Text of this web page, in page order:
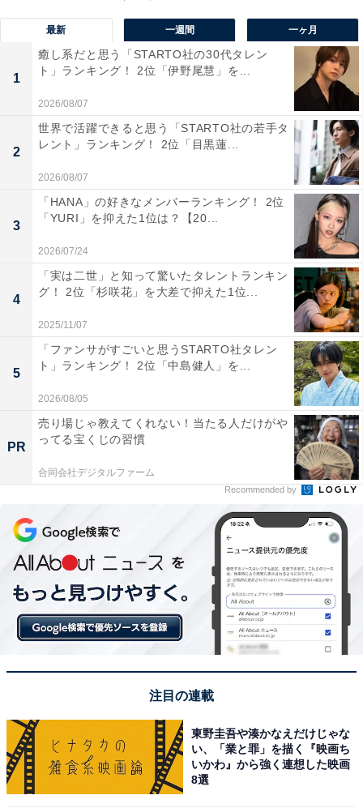
1位：伊野尾慧
1位は、アイドルグループ「Hey！Say！JUMP」の伊野
尾慧さんでした。4月から上演されるブロードウェイミ
ュージカル『ハネムーン・イン・ベガス』ではミュージ
カル初挑戦で主演を務めます。テレビ番組での司会や俳
優として幅広く活躍し、甘い顔立ちの“かわいい”ビジュ
アルと天然っぽい素の姿から、ファンの間で“ヘタレキャ
ラ”として愛されています。
回答者からは、「ダメっぽい感じとナヨナヨ感のイメー
ジがピッタリ（60代男性／神奈川県）」「善逸を地でや
ってる俳優という感じでぴったりだと思う、多分役作り
する必要ないかも（40代女性／神奈川県）」「髪の毛も
似合いそうだしハイテンションの感じも対応できそう
（20代女性／神奈川県）」「ちょっと天然ぽそうな感じ
のイケメンだから（30代女性／愛知県）」などのコメン
トが寄せられました。
この記事の筆者：福島 ゆき プロフィール
アニメや漫画のレビュー、エンタメトピックスなどを中
心に、オールジャンルで執筆中のライター。時々、店舗
取材などのリポート記事も担当。All AboutおよびAll
最新 一週間 一ヶ月
1
癒し系だと思う「STARTO社の30代タレン
ト」ランキング！ 2位「伊野尾慧」を...
2026/08/07
2
世界で活躍できると思う「STARTO社の若手タ
レント」ランキング！ 2位「目黒蓮...
2026/08/07
3
「HANA」の好きなメンバーランキング！ 2位
「YURI」を抑えた1位は？【20...
2026/07/24
4
「実は二世」と知って驚いたタレントランキン
グ！ 2位「杉咲花」を大差で抑えた1位...
2025/11/07
5
「ファンサがすごいと思うSTARTO社タレン
ト」ランキング！ 2位「中島健人」を...
2026/08/05
PR
売り場じゃ教えてくれない！当たる人だけがや
ってる宝くじの習慣
合同会社デジタルファーム
Recommended by
注目の連載
東野圭吾や湊かなえだけじゃな
い、「業と罪」を描く『映画ち
いかわ』から強く連想した映画
8選